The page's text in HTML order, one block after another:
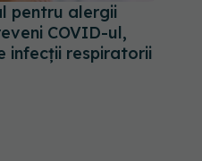
pentru alergii
COVID-ul,
infecții respiratorii